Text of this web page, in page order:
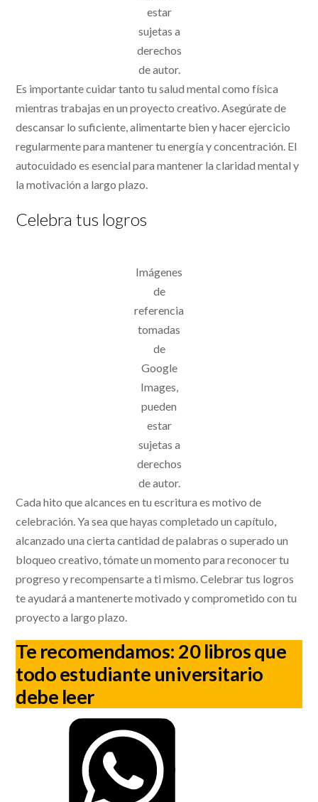
estar
sujetas a
derechos
de autor.
Es importante cuidar tanto tu salud mental como física
mientras trabajas en un proyecto creativo. Asegúrate de
descansar lo suficiente, alimentarte bien y hacer ejercicio
regularmente para mantener tu energía y concentración. El
autocuidado es esencial para mantener la claridad mental y
la motivación a largo plazo.
Celebra tus logros
Imágenes
de
referencia
tomadas
de
Google
Images,
pueden
estar
sujetas a
derechos
de autor.
Cada hito que alcances en tu escritura es motivo de
celebración. Ya sea que hayas completado un capítulo,
alcanzado una cierta cantidad de palabras o superado un
bloqueo creativo, tómate un momento para reconocer tu
progreso y recompensarte a ti mismo. Celebrar tus logros
te ayudará a mantenerte motivado y comprometido con tu
proyecto a largo plazo.
Te recomendamos: 20 libros que
todo estudiante universitario
debe leer